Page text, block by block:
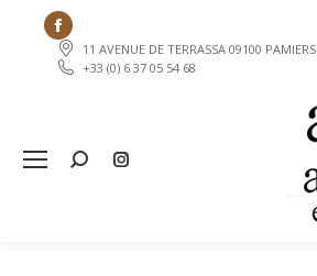
Facebook
page
opens
window
11 AVENUE DE TERRASSA 09100 PAMIERS
+33 (0) 6 37 05 54 68
Search: